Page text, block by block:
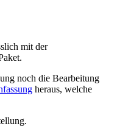
mit der
noch die Bearbeitung
heraus, welche